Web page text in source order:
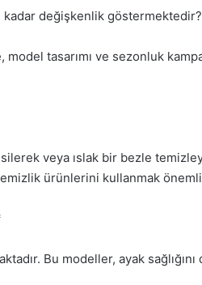
değişkenlik
tasarımı ve sezonluk
veya ıslak bir bezle
ürünlerini kullanmak
Bu modeller, ayak